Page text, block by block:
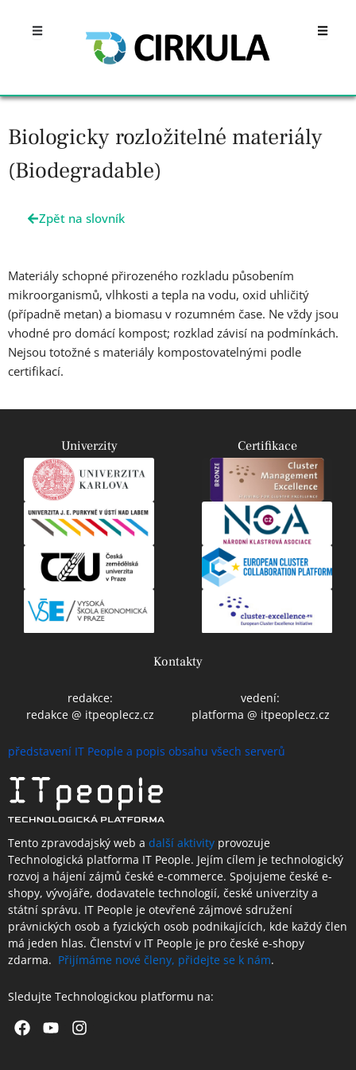
Open Open
Biologicky rozložitelné materiály
(Biodegradable)
Zpět na slovník
Materiály schopné přirozeného rozkladu působením
mikroorganismů, vlhkosti a tepla na vodu, oxid uhličitý
(případně metan) a biomasu v rozumném čase. Ne vždy jsou
vhodné pro domácí kompost; rozklad závisí na podmínkách.
Nejsou totožné s materiály kompostovatelnými podle
certifikací.
Univerzity Certifikace
Kontakty
redakce:
redakce @ itpeoplecz.cz
vedení:
platforma @ itpeoplecz.cz
představení IT People a popis obsahu všech serverů
Tento zpravodajský web a další aktivity provozuje
Technologická platforma IT People. Jejím cílem je technologický
rozvoj a hájení zájmů české e-commerce. Spojujeme české e-
shopy, vývojáře, dodavatele technologií, české univerzity a
státní správu. IT People je otevřené zájmové sdružení
právnických osob a fyzických osob podnikajících, kde každý člen
má jeden hlas. Členství v IT People je pro české e-shopy
zdarma. Přijímáme nové členy, přidejte se k nám.
Sledujte Technologickou platformu na:
Facebook
YoutubeInstagram